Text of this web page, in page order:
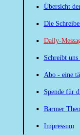
Übersicht
Die
Daily-
Schreibt
Abo - eine
Spende für
Barmer
Impressum